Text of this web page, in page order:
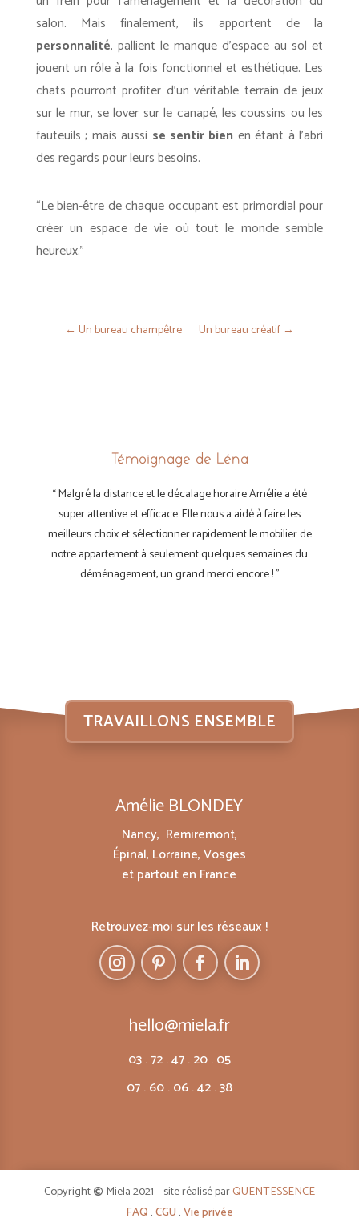
salon. Mais finalement, ils apportent de la
personnalité, pallient le manque d’espace au sol et
jouent un rôle à la fois fonctionnel et esthétique. Les
chats pourront profiter d’un véritable terrain de jeux
sur le mur, se lover sur le canapé, les coussins ou les
fauteuils ; mais aussi se sentir bien en étant à l’abri
des regards pour leurs besoins.
“Le bien-être de chaque occupant est primordial pour
créer un espace de vie où tout le monde semble
heureux.”
← Un bureau champêtre Un bureau créatif →
Témoignage de Léna
“ Malgré la distance et le décalage horaire Amélie a été
super attentive et efficace. Elle nous a aidé à faire les
meilleurs choix et sélectionner rapidement le mobilier de
notre appartement à seulement quelques semaines du
déménagement, un grand merci encore !”
TRAVAILLONS ENSEMBLE
Amélie BLONDEY
Nancy, Remiremont,
Épinal, Lorraine, Vosges
et partout en France
Retrouvez-moi sur les réseaux !
hello@miela.fr
03 . 72 . 47 . 20 . 05
07 . 60 . 06 . 42 . 38
Copyright© Miela 2021 – site réalisé parQUENTESSENCE
FAQ.CGU.Vie privée